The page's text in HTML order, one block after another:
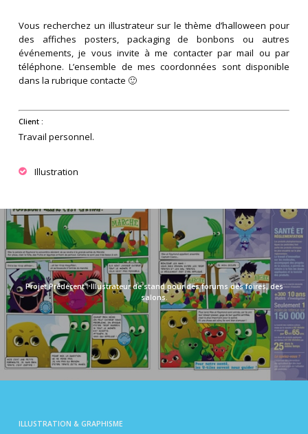
Vous recherchez un illustrateur sur le thème d’halloween pour
des affiches posters, packaging de bonbons ou autres
événements, je vous invite à me contacter par mail ou par
téléphone. L’ensemble de mes coordonnées sont disponible
dans la rubrique contacte 🙂
Client :
Travail personnel.
Illustration
Illustrateur de stand pour des forums des foires, des
salons.
ILLUSTRATION & GRAPHISME